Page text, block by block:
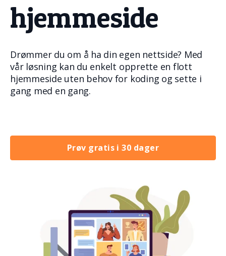
hjemmeside
Drømmer du om å ha din egen nettside? Med
vår løsning kan du enkelt opprette en flott
hjemmeside uten behov for koding og sette i
gang med en gang.
Prøv gratis i 30 dager